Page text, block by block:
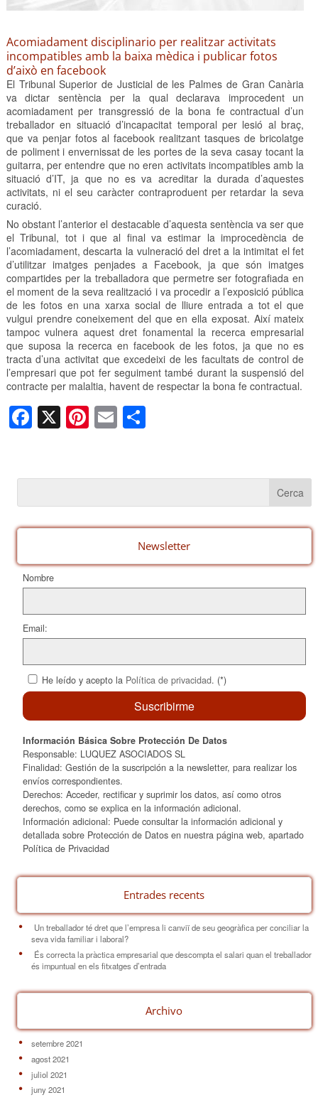
Acomiadament disciplinario per realitzar activitats
incompatibles amb la baixa mèdica i publicar fotos
d’això en facebook
El Tribunal Superior de Justicial de les Palmes de Gran Canària
va dictar sentència per la qual declarava improcedent un
acomiadament per transgressió de la bona fe contractual d’un
treballador en situació d’incapacitat temporal per lesió al braç,
que va penjar fotos al facebook realitzant tasques de bricolatge
de poliment i envernissat de les portes de la seva casay tocant la
guitarra, per entendre que no eren activitats incompatibles amb la
situació d’IT, ja que no es va acreditar la durada d’aquestes
activitats, ni el seu caràcter contraproduent per retardar la seva
curació.
No obstant l’anterior el destacable d’aquesta sentència va ser que
el Tribunal, tot i que al final va estimar la improcedència de
l’acomiadament, descarta la vulneració del dret a la intimitat el fet
d’utilitzar imatges penjades a Facebook, ja que són imatges
compartides per la treballadora que permetre ser fotografiada en
el moment de la seva realització i va procedir a l’exposició pública
de les fotos en una xarxa social de lliure entrada a tot el que
vulgui prendre coneixement del que en ella exposat. Així mateix
tampoc vulnera aquest dret fonamental la recerca empresarial
que suposa la recerca en facebook de les fotos, ja que no es
tracta d’una activitat que excedeixi de les facultats de control de
l’empresari que pot fer seguiment també durant la suspensió del
contracte per malaltia, havent de respectar la bona fe contractual.
F
a
e
b
o
k
X Pi
nt
e
st
E
m
C
p
ar
te
ix
Newsletter
Nombre
Email:
He leído y acepto la Política de privacidad. (*)
Información Básica Sobre Protección De Datos
Responsable: LUQUEZ ASOCIADOS SL
Finalidad: Gestión de la suscripción a la newsletter, para realizar los
envíos correspondientes.
Derechos: Acceder, rectificar y suprimir los datos, así como otros
derechos, como se explica en la información adicional.
Información adicional: Puede consultar la información adicional y
detallada sobre Protección de Datos en nuestra página web, apartado
Política de Privacidad
Entrades recents
Un treballador té dret que l’empresa li canviï de seu geogràfica per conciliar la
seva vida familiar i laboral?
És correcta la pràctica empresarial que descompta el salari quan el treballador
és impuntual en els fitxatges d’entrada
Archivo
setembre 2021
agost 2021
juliol 2021
juny 2021